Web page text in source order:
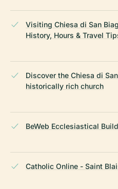
Visiting Chiesa di San
History, Hours & Travel
Discover the Chiesa di
historically rich church
BeWeb Ecclesiastical
Catholic Online - Saint